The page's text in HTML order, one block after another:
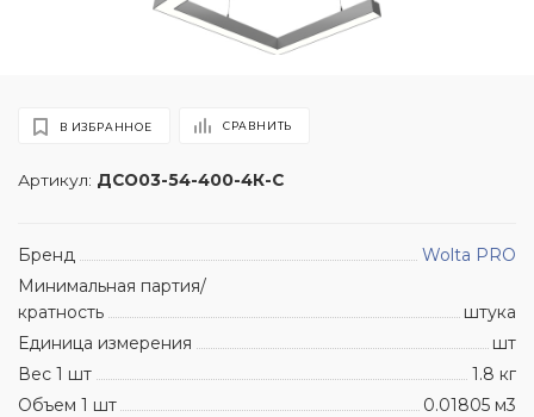
Артикул: ДСО03-54-400-4К-С
В ИЗБРАННОЕ СРАВНИТЬ
Бренд
Wolta PRO
Минимальная партия/
кратность
штука
Единица измерения
шт
Вес 1 шт
1.8 кг
Объем 1 шт
0.01805 м3